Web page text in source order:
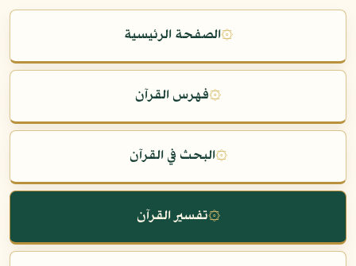
۞الصفحة الرئيسية
۞فهرس القرآن
۞البحث في القرآن
۞تفسير القرآن